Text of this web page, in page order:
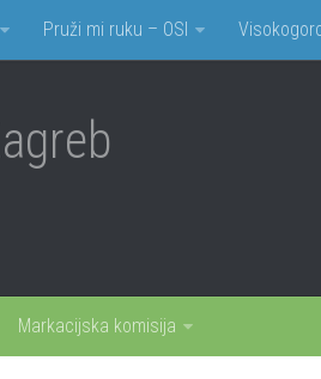
Pruži mi ruku – OSI
Markacijska komisija